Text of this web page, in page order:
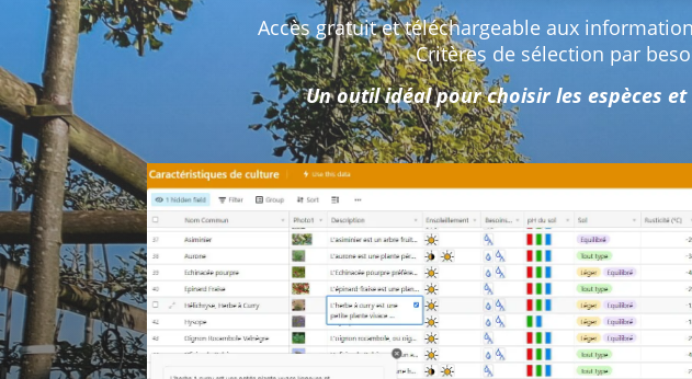
Accès gratuit et téléchargeable aux
Critères de sélection par
Un outil idéal pour choisir les espèces